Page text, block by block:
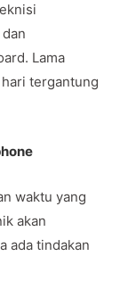
Lama
tergantung
waktu yang
akan
ada tindakan